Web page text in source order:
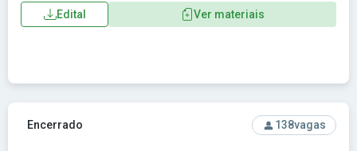
Edital Ver materiais
Ver concurso: Prefeitura de Brejo do Cruz-PB - Prefeitura
Encerrado 138vagas